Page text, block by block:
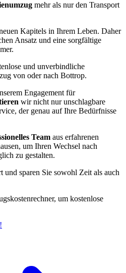
mehr als nur den Transport
Kapitels in Ihrem Leben. Daher
Ansatz und eine sorgfältige
und unverbindliche
von oder nach Bottrop.
Engagement für
wir nicht nur unschlagbare
der genau auf Ihre Bedürfnisse
Team aus erfahrenen
um Ihren Wechsel nach
zu gestalten.
und sparen Sie sowohl Zeit als auch
um kostenlose